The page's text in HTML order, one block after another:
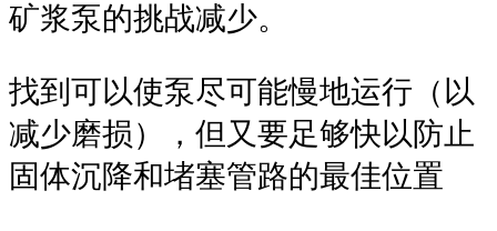
矿浆泵的挑战减少。
找到可以使泵尽可能慢地运行（以
减少磨损），但又要足够快以防止
固体沉降和堵塞管路的最佳位置